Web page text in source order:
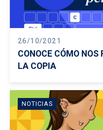
26/10/2021
CONOCE CÓMO
LA COPIA
NOTICIAS